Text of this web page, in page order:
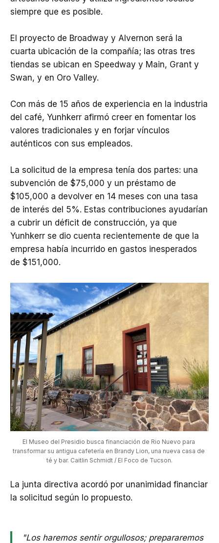
siempre que es posible.
El proyecto de Broadway y Alvernon será la
cuarta ubicación de la compañía; las otras tres
tiendas se ubican en Speedway y Main, Grant y
Swan, y en Oro Valley.
Con más de 15 años de experiencia en la industria
del café, Yunhkerr afirmó creer en fomentar los
valores tradicionales y en forjar vínculos
auténticos con sus empleados.
La solicitud de la empresa tenía dos partes: una
subvención de $75,000 y un préstamo de
$105,000 a devolver en 14 meses con una tasa
de interés del 5%. Estas contribuciones ayudarían
a cubrir un déficit de construcción, ya que
Yunhkerr se dio cuenta recientemente de que la
empresa había incurrido en gastos inesperados
de $151,000.
El Museo del Presidio busca financiación de Rio Nuevo para
transformar su antigua cafetería en Brandy Lion, una nueva casa de
té y bar. Caitlin Schmidt / El Foco de Tucson.
La junta directiva acordó por unanimidad financiar
la solicitud según lo propuesto.
"Los haremos sentir orgullosos; prepararemos